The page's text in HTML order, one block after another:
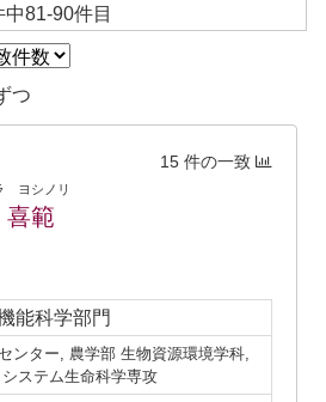
中81-90件目
つ
15 件の一致
ヨシノリ
喜範
能科学部門
ンター, 農学部 生物資源環境学科,
ステム生命科学専攻